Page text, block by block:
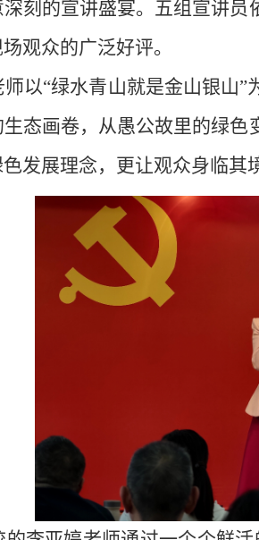
刻的宣讲盛宴。五组宣讲
观众的广泛好评。
以“绿水青山就是金山银山
态画卷，从愚公故里的绿
发展理念，更让观众身临其